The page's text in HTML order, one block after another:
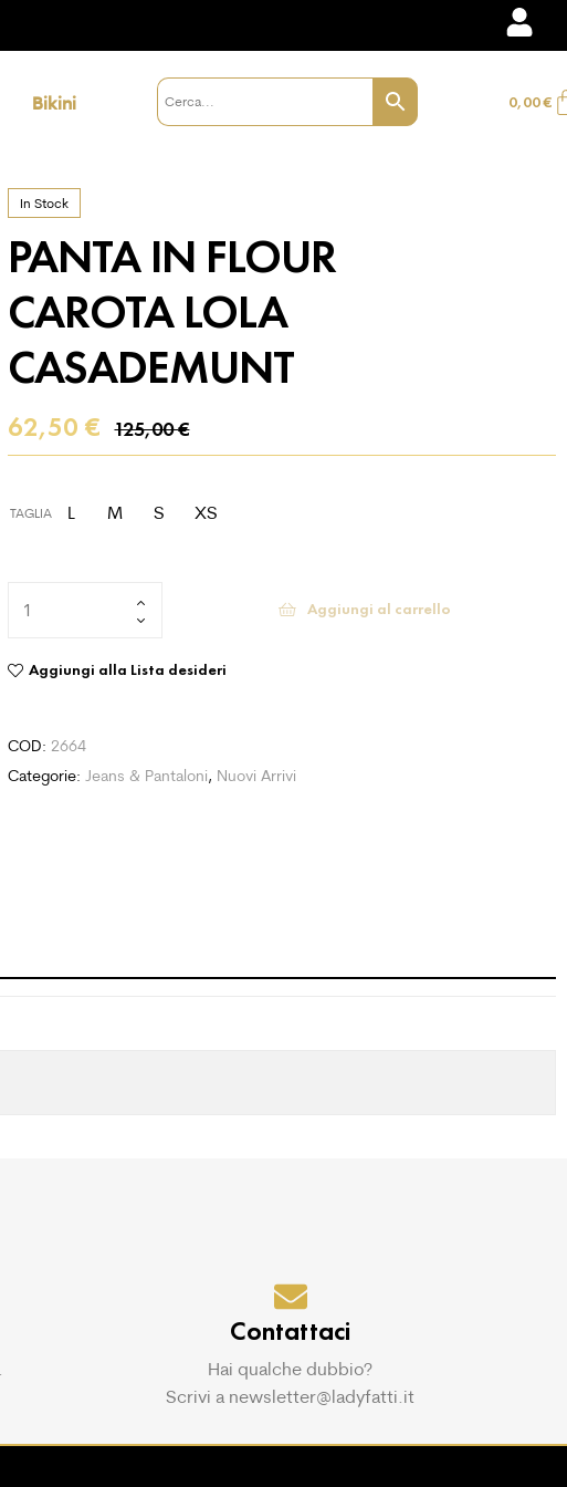
Bikini 0,00€
In Stock
PANTA IN FLOUR
CAROTA LOLA
CASADEMUNT
125,00€
62,50€
TAGLIA L M S XS
Aggiungi al carrello
Aggiungi alla Lista desideri
COD: 2664
Categorie: Jeans & Pantaloni, Nuovi Arrivi
Contattaci
Hai qualche dubbio?
Scrivi a newsletter@ladyfatti.it